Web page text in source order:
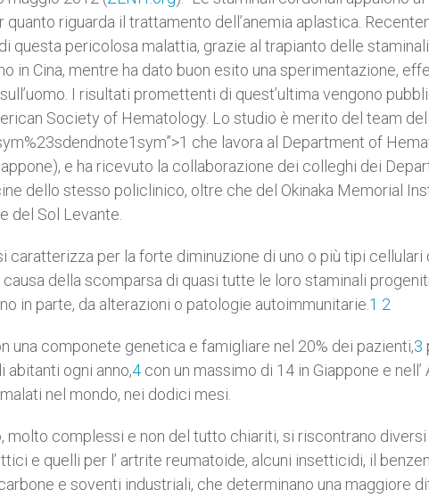
riguarda il trattamento dell’anemia aplastica.
questa pericolosa malattia, grazie al trapianto delle
in Cina, mentre ha dato buon esito una sperimentazione,
I risultati promettenti di quest’ultima vengono
Society of Hematology. Lo studio è merito del team
che lavora al Department of
e ha ricevuto la collaborazione dei colleghi dei
dello stesso policlinico, oltre che del Okinaka Memorial
del Sol Levante.
caratterizza per la forte diminuzione di uno o più tipi
causa della scomparsa di quasi tutte le loro staminali
in parte, da alterazioni o patologie autoimmunitarie. 1 2
una componete genetica e famigliare nel 20% dei pazienti,3
abitanti ogni anno,4 con un massimo di 14 in Giappone e
nel mondo, nei dodici mesi.
molto complessi e non del tutto chiariti, si riscontrano
e quelli per l’ artrite reumatoide, alcuni insetticidi, il
e soventi industriali, che determinano una maggiore